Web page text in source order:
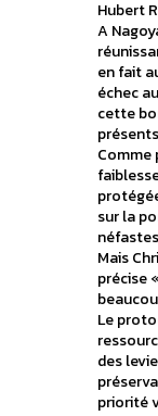
Hubert
A
en fait
échec
cette
Comme
sur la
Mais
précise
Le
des
priorité